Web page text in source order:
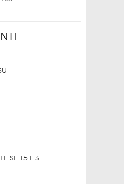
SL 15 L 3